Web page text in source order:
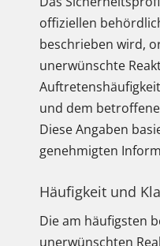
offiziellen
beschrieben wird,
unerwünschte
und dem
Diese Angaben
genehmigten
Häufigkeit und
Die am häufigsten
unerwünschten